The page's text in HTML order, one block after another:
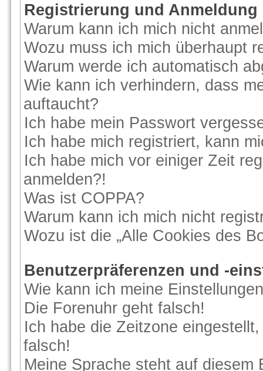
Registrierung und Anmeldung
Warum kann ich mich nicht
Wozu muss ich mich überhaupt
Warum werde ich automatisch
Wie kann ich verhindern, dass
auftaucht?
Ich habe mein Passwort
Ich habe mich registriert, kann
Ich habe mich vor einiger Zeit
anmelden?!
Was ist COPPA?
Warum kann ich mich nicht
Wozu ist die „Alle Cookies des
Benutzerpräferenzen und -
Wie kann ich meine
Die Forenuhr geht falsch!
Ich habe die Zeitzone
falsch!
Meine Sprache steht auf diesem